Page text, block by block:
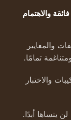
والاهتمام
والمعايير
تمامًا.
والاختبار
ينساها أبدًا.